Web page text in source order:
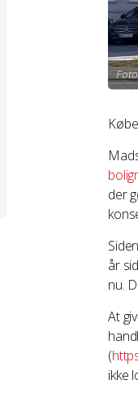
der
år
nu.
At
(
ikke